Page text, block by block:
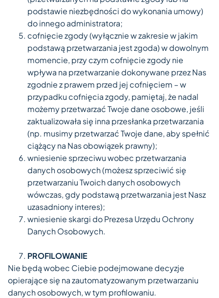
podstawie niezbędności do wykonania umowy)
do innego administratora;
cofnięcie zgody (wyłącznie w zakresie w jakim
podstawą przetwarzania jest zgoda) w dowolnym
momencie, przy czym cofnięcie zgody nie
wpływa na przetwarzanie dokonywane przez Nas
zgodnie z prawem przed jej cofnięciem – w
przypadku cofnięcia zgody, pamiętaj, że nadal
możemy przetwarzać Twoje dane osobowe, jeśli
zaktualizowała się inna przesłanka przetwarzania
(np. musimy przetwarzać Twoje dane, aby spełnić
ciążący na Nas obowiązek prawny);
wniesienie sprzeciwu wobec przetwarzania
danych osobowych (możesz sprzeciwić się
przetwarzaniu Twoich danych osobowych
wówczas, gdy podstawą przetwarzania jest Nasz
uzasadniony interes);
wniesienie skargi do Prezesa Urzędu Ochrony
Danych Osobowych.
PROFILOWANIE
Nie będą wobec Ciebie podejmowane decyzje
opierające się na zautomatyzowanym przetwarzaniu
danych osobowych, w tym profilowaniu.